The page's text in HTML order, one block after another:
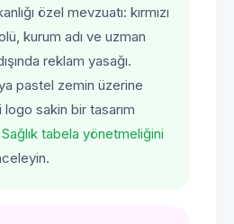
özel mevzuatı: kırmızı
kurum adı ve uzman
reklam yasağı.
pastel zemin üzerine
sakin bir tasarım
Sağlık tabela yönetmeliğini